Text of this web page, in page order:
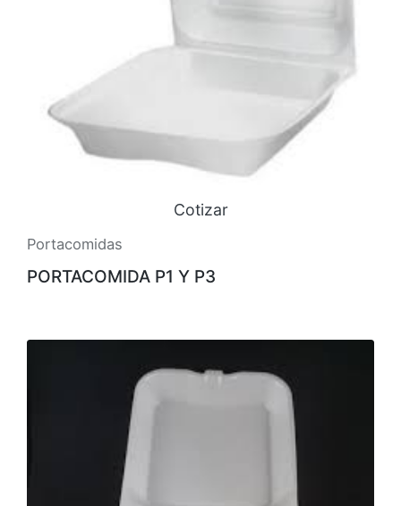
Cotizar
Portacomidas
PORTACOMIDA P1 Y P3